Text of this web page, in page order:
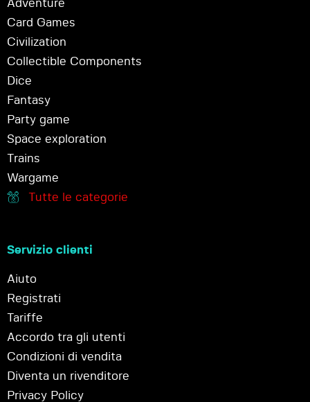
Adventure
Card Games
Civilization
Collectible Components
Dice
Fantasy
Party game
Space exploration
Trains
Wargame
Tutte le categorie
Servizio clienti
Aiuto
Registrati
Tariffe
Accordo tra gli utenti
Condizioni di vendita
Diventa un rivenditore
Privacy Policy